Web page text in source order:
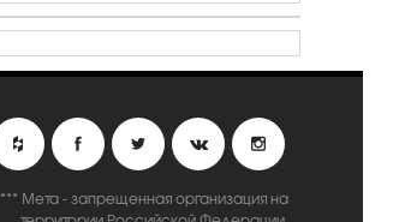
*** Мета - запрещенная организация на